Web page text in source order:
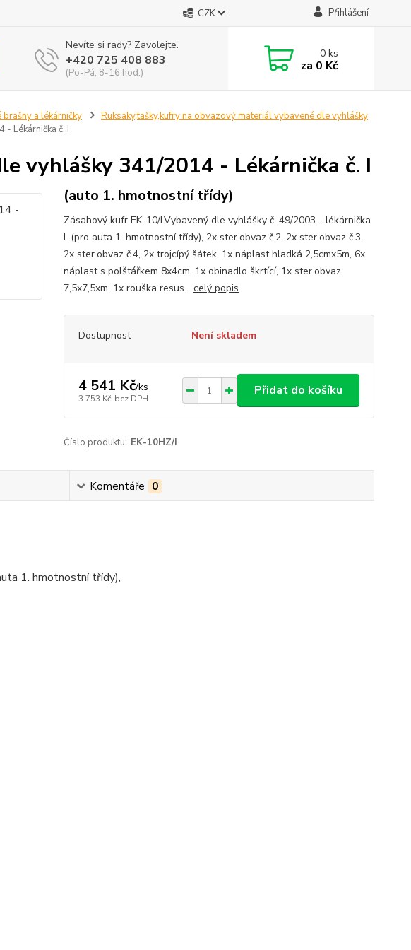
CZK Přihlášení
Nevíte si rady? Zavolejte.
+420 725 408 883
(Po-Pá, 8-16 hod.)
0ks
za 0 Kč
brašny a lékárničky
Ruksaky,tašky,kufry na obvazový materiál vybavené dle vyhlášky
Lékárnička č. I
vyhlášky 341/2014 - Lékárnička č. I
(auto 1. hmotnostní třídy)
Zásahový kufr EK-10/I.Vybavený dle vyhlášky č. 49/2003 - lékárnička
I. (pro auta 1. hmotnostní třídy), 2x ster.obvaz č.2, 2x ster.obvaz č.3,
2x ster.obvaz č.4, 2x trojcípý šátek, 1x náplast hladká 2,5cmx5m, 6x
náplast s polštářkem 8x4cm, 1x obinadlo škrtící, 1x ster.obvaz
7,5x7,5xm, 1x rouška resus... celý popis
Dostupnost Není skladem
4 541 Kč/ks
3 753 Kč bez DPH
Přidat do košíku
Číslo produktu: EK-10HZ/I
Komentáře 0
1. hmotnostní třídy),